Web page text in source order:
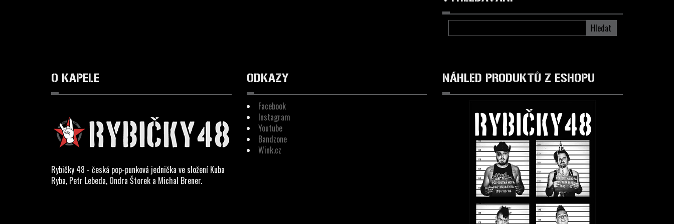
O KAPELE
Rybičky 48 - česká pop-punková jednička ve složení Kuba
Ryba, Petr Lebeda, Ondra Štorek a Michal Brener.
ODKAZY
Facebook
Instagram
Youtube
Bandzone
Wink.cz
NÁHLED PRODUKTŮ Z ESHOPU